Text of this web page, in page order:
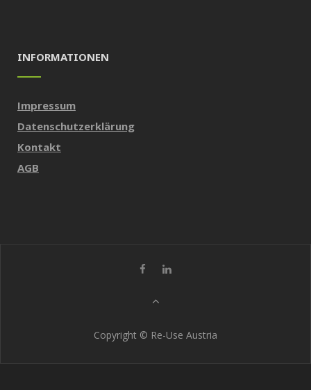
INFORMATIONEN
Impressum
Datenschutzerklärung
Kontakt
AGB
Copyright © Re-Use Austria